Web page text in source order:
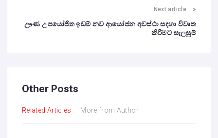
Next article
ඌණ උපයෝජිත ඉඩම් නව ආයෝජන අවස්ථා සඳහා විවෘත
කිරීමට සැලසුම්
Other Posts
Related Articles More from Author